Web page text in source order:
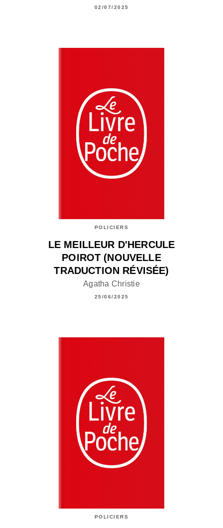
02/07/2025
POLICIERS
LE MEILLEUR D'HERCULE
POIROT (NOUVELLE
TRADUCTION RÉVISÉE)
Agatha Christie
25/06/2025
POLICIERS